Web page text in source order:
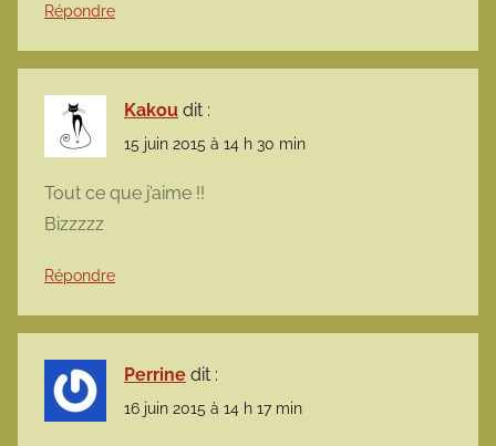
Répondre
Kakou dit :
15 juin 2015 à 14 h 30 min
Tout ce que j’aime !!
Bizzzzz
Répondre
Perrine dit :
16 juin 2015 à 14 h 17 min